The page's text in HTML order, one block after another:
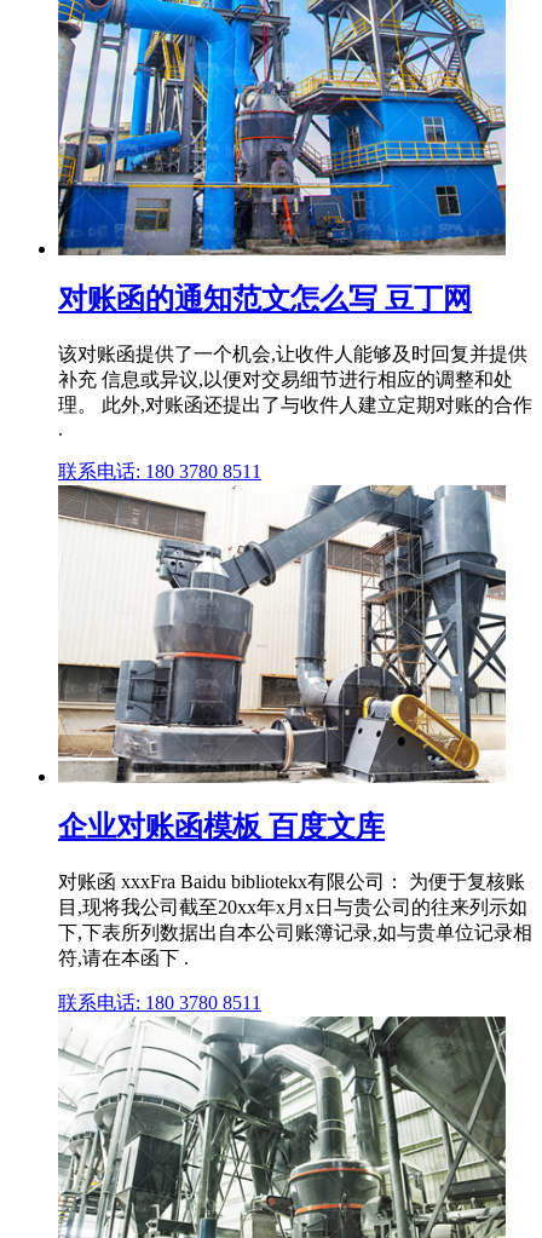
对账函的通知范文怎么写 豆丁网
该对账函提供了一个机会,让收件人能够及时回复并提供
补充 信息或异议,以便对交易细节进行相应的调整和处
理。 此外,对账函还提出了与收件人建立定期对账的合作
.
联系电话: 180 3780 8511
企业对账函模板 百度文库
对账函 xxxFra Baidu bibliotekx有限公司： 为便于复核账
目,现将我公司截至20xx年x月x日与贵公司的往来列示如
下,下表所列数据出自本公司账簿记录,如与贵单位记录相
符,请在本函下 .
联系电话: 180 3780 8511